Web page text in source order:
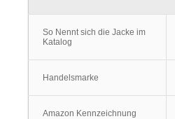
So Nennt sich die Jacke im
Katalog
Handelsmarke
Amazon Kennzeichnung